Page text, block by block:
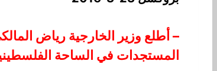
– أطلع وزير الخارجية رياض
المستجدات في الساحة